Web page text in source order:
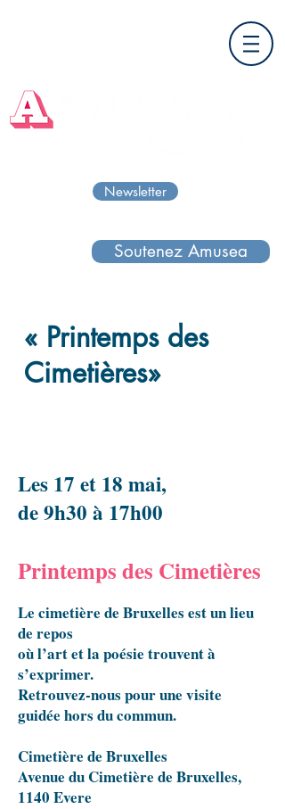
Newsletter
Soutenez Amusea
« Printemps des
Cimetières»
Les 17 et 18 mai,
de 9h30 à 17h00
Printemps des Cimetières
Le cimetière de Bruxelles est un lieu
de repos
où l’art et la poésie trouvent à
s’exprimer.
Retrouvez-nous pour une visite
guidée hors du commun.
Cimetière de Bruxelles
Avenue du Cimetière de Bruxelles,
1140 Evere